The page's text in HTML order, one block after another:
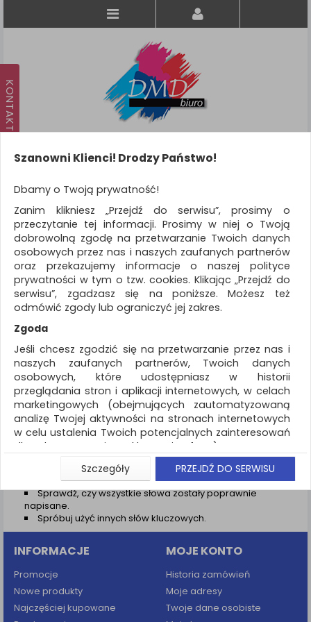
KATEGORIE
WSZYSTKIE KATEGORIE
FILTRY
Więcej
REKLAMA
AKTUALNOŚCI
Wyniki wyszukiwania
NIE ZNALEZIONO PRODUKTÓW
Nie odnaleziono produktów wg przyjętych kryteriów
PODPOWIEDZI
Zmień kryteria wyszukiwania zaznaczając inne filtry i
wyszukaj ponownie
Sprawdź, czy wszystkie słowa zostały poprawnie
napisane.
Spróbuj użyć innych słów kluczowych.
INFORMACJE
Promocje
Nowe produkty
Najczęściej kupowane
MOJE KONTO
Historia zamówień
Moje adresy
Twoje dane osobiste
Szanowni Klienci! Drodzy Państwo!
Dbamy o Twoją prywatność!
Zanim klikniesz „Przejdź do serwisu”, prosimy o
przeczytanie tej informacji. Prosimy w niej o Twoją
dobrowolną zgodę na przetwarzanie Twoich danych
osobowych przez nas i naszych zaufanych partnerów
oraz przekazujemy informacje o naszej polityce
prywatności w tym o tzw. cookies. Klikając „Przejdź do
serwisu”, zgadzasz się na poniższe. Możesz też
odmówić zgody lub ograniczyć jej zakres.
Zgoda
Jeśli chcesz zgodzić się na przetwarzanie przez nas i
naszych zaufanych partnerów, Twoich danych
osobowych, które udostępniasz w historii
przeglądania stron i aplikacji internetowych, w celach
marketingowych (obejmujących zautomatyzowaną
analizę Twojej aktywności na stronach internetowych
w celu ustalenia Twoich potencjalnych zainteresowań
dla dostosowania reklamy i oferty), w tym na
umieszczanie tzw. cookies na Twoich urządzeniach i
ich odczytywanie, kliknij przycisk „Przejdź do serwisu”.
Jeśli nie chcesz wyrazić zgody lub ograniczyć jej
zakres, kliknij „Szczegóły”, gdzie znajdziesz wszelkie
informacje o tym jak to zrobić . Te same informacje
znajdziesz także na podstronie z naszą polityką
prywatności obowiązującą od 25 maja 2018.
W przypadku użytkowników zalogowanych, aby
umożliwić prawidłową realizację Umowy z Państwem i
związane z tym prawidłowe działanie naszej strony
www, a w szczególności np. wysłanie potwierdzenia
Szczegóły PRZEJDŹ DO SERWISU